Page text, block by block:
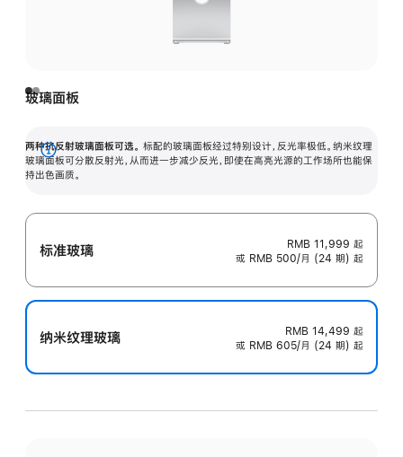
玻璃面板
两种抗反射玻璃面板可选。 标配的玻璃面板经过特别设计，反光率极低。纳米纹理
玻璃面板可分散反射光，从而进一步减少反光，即使在高亮光源的工作场所也能保
持出色画质。
展
开
标准玻璃 RMB 11,999 起
或 RMB 500/月 (24 期) 起
纳米纹理玻璃 RMB 14,499 起
或 RMB 605/月 (24 期) 起